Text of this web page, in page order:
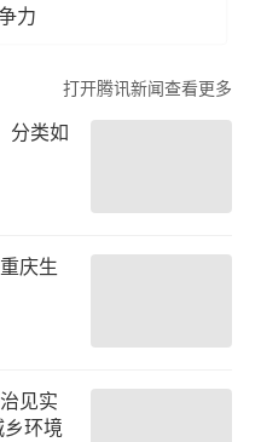
力
打开腾讯新闻查看更多
分类如
庆生
见实
环境